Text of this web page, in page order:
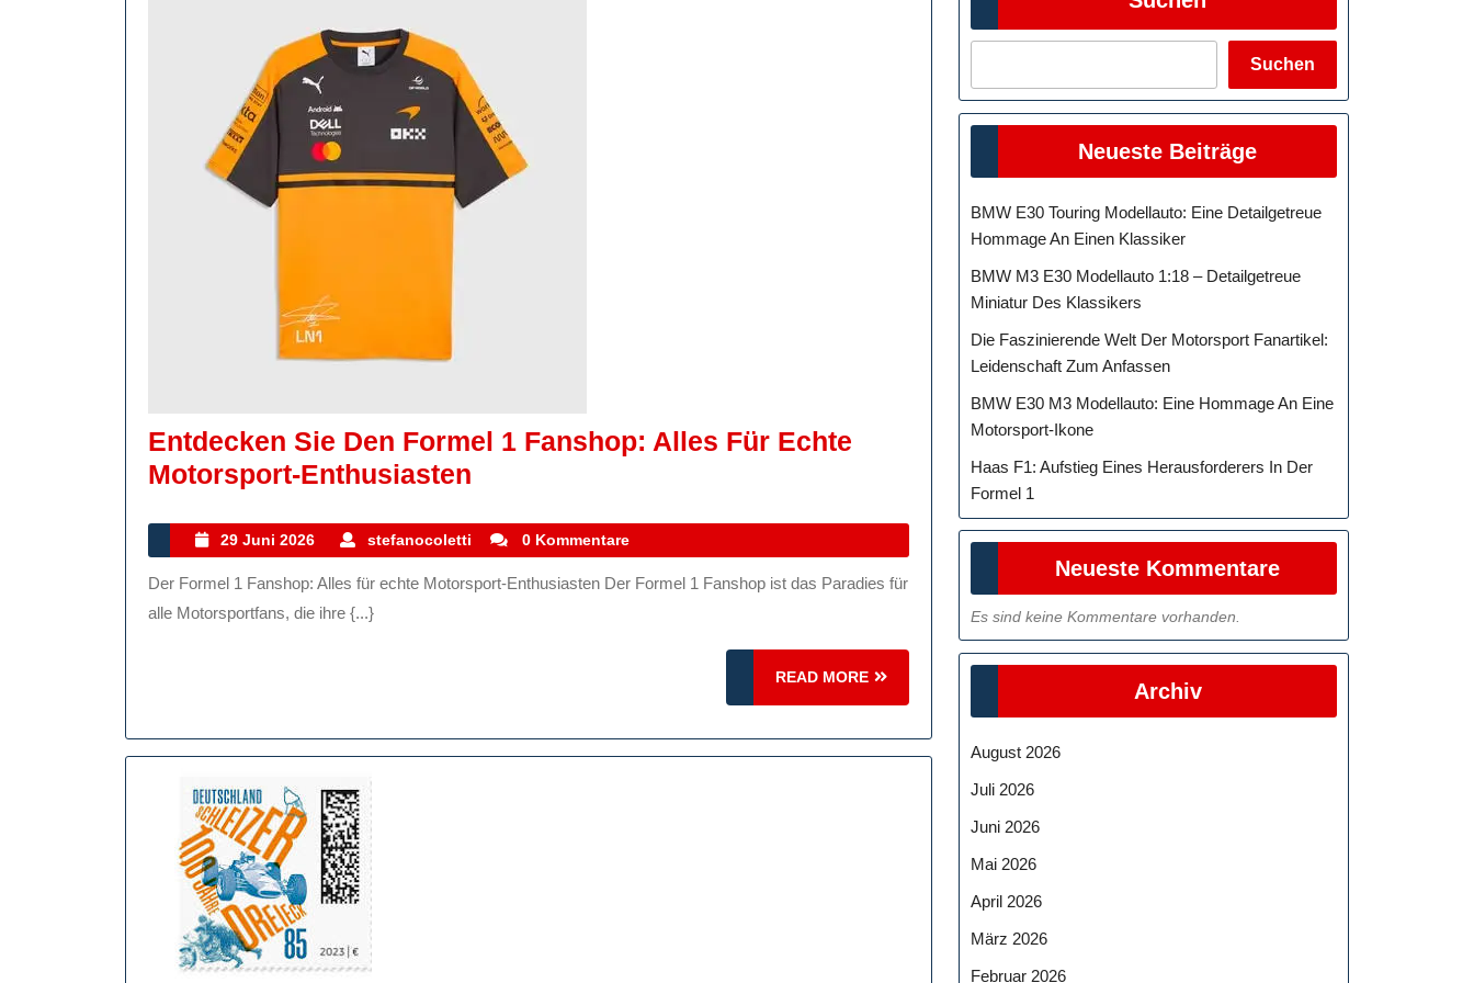
Entdecken Sie Den Formel 1 Fanshop: Alles Für Echte
Motorsport-Enthusiasten
Den
Formel
Echte
29 Juni 2026
29
Juni
2026
stefanocoletti stefanocoletti
0 Kommentare
Der Formel 1 Fanshop: Alles für echte Motorsport-Enthusiasten Der Formel 1 Fanshop ist das Paradies für
alle Motorsportfans, die ihre {...}
READ MORE
READ
MORE
Suchen
Neueste Beiträge
BMW E30 Touring Modellauto: Eine Detailgetreue
Hommage An Einen Klassiker
BMW M3 E30 Modellauto 1:18 – Detailgetreue
Miniatur Des Klassikers
Die Faszinierende Welt Der Motorsport Fanartikel:
Leidenschaft Zum Anfassen
BMW E30 M3 Modellauto: Eine Hommage An Eine
Motorsport-Ikone
Haas F1: Aufstieg Eines Herausforderers In Der
Formel 1
Neueste Kommentare
Es sind keine Kommentare vorhanden.
Archiv
August 2026
Juli 2026
Juni 2026
Mai 2026
April 2026
März 2026
Februar 2026